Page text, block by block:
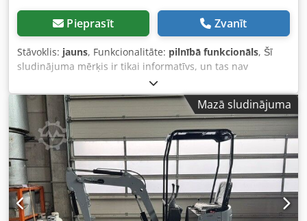
Pieprasīt Zvanīt
Stāvoklis: jauns, Funkcionalitāte: pilnībā funkcionāls, Šī
sludinājuma mērķis ir tikai informatīvs, un tas nav
piedāvājums juridiskā nozīmē. 3 gadu garantija!! Modelis
NX10 RS ir ideāli piemērots vissarežģītākajiem
būvniecības, elektroinstalācijas, santehnikas, remontdarbu
un servisa uzņēmumiem un līdzīgām nozarēm. Mēs
nodrošinām arī iekārtu apkalpošanu pēc garantijas
termiņa beigām. Miniekskavatori tiek ražoti, balstoties uz
Eiropas speciālistu norādēm un uzraudzībā. Iekārta ir
robusti konstruēta un paredzēta darbam dažādos
apstākļos. Tā ir aprīkota ar šarnīra strēli. TEHNISKIE DATI:
✒︎ Modelis: NX10 RS ✒︎ Kopējais svars (kg): 1000 ✒︎ Jauda
Mazā sludinājuma